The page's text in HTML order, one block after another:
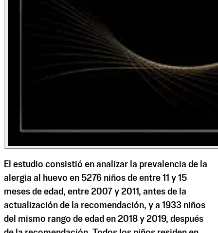
El estudio consistió en analizar la prevalencia de la
alergia al huevo en 5276 niños de entre 11 y 15
meses de edad, entre 2007 y 2011, antes de la
actualización de la recomendación, y a 1933 niños
del mismo rango de edad en 2018 y 2019, después